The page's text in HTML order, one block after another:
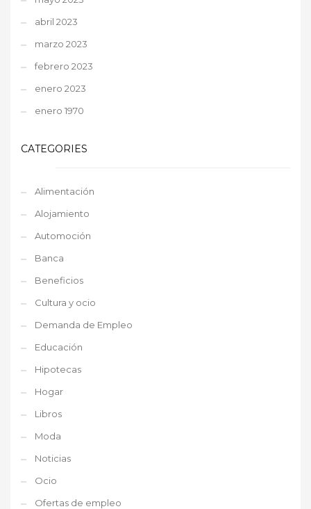
abril 2023
marzo 2023
febrero 2023
enero 2023
enero 1970
CATEGORIES
Alimentación
Alojamiento
Automoción
Banca
Beneficios
Cultura y ocio
Demanda de Empleo
Educación
Hipotecas
Hogar
Libros
Moda
Noticias
Ocio
Ofertas de empleo